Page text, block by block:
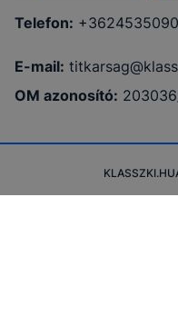
Telefon: +3624535090
E-mail:
OM azonosító:
KLASSZKI.HU